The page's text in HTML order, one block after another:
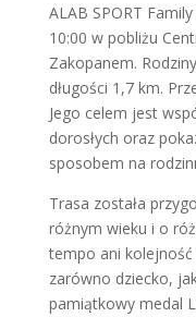
ALAB SPORT
10:00 w pobliżu
Zakopanem.
długości 1,7 km.
Jego celem jest
dorosłych oraz
sposobem na
Trasa została
różnym wieku i o
tempo ani kolejność
zarówno dziecko,
pamiątkowy medal